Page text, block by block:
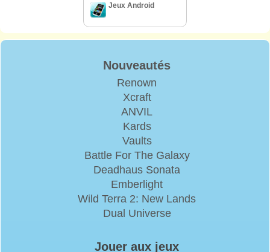
Jeux Android
Nouveautés
Renown
Xcraft
ANVIL
Kards
Vaults
Battle For The Galaxy
Deadhaus Sonata
Emberlight
Wild Terra 2: New Lands
Dual Universe
Jouer aux jeux